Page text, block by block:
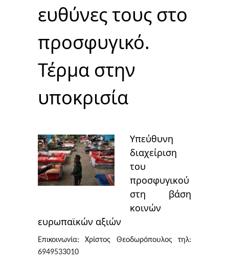
ευθύνες τους στο
προσφυγικό.
Τέρμα στην
υποκρισία
Υπεύθυνη
διαχείριση
του
προσφυγικού
στη βάση
κοινών
ευρωπαϊκών αξιών
Επικοινωνία: Χρίστος Θεοδωρόπουλος τηλ:
6949533010